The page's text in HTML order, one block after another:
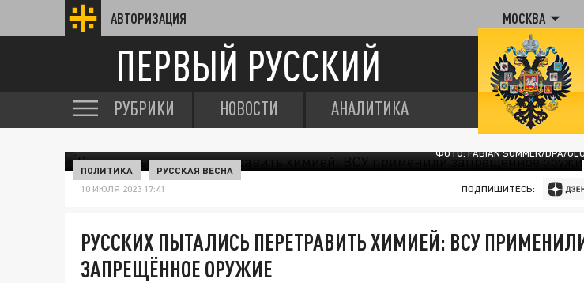
АВТОРИЗАЦИЯ МОСКВА
ПЕРВЫЙ РУССКИЙ
РУБРИКИ НОВОСТИ АНАЛИТИКА
ФОТО: FABIAN SOMMER/DPA/
ПОЛИТИКА РУССКАЯ ВЕСНА
10 ИЮЛЯ 2023 17:41 ПОДПИШИТЕСЬ:
РУССКИХ ПЫТАЛИСЬ ПЕРЕТРАВИТЬ ХИМИЕЙ: ВСУ
ЗАПРЕЩЁННОЕ ОРУЖИЕ